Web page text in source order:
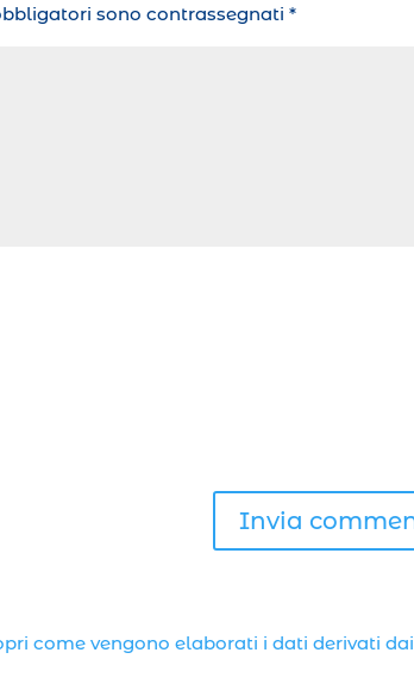
sono contrassegnati*
come vengono elaborati i dati derivati dai